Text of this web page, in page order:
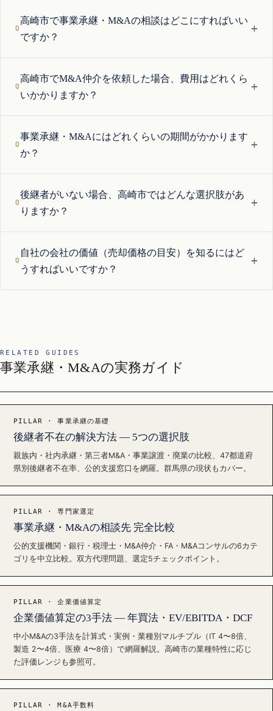
高崎市で事業承継・M&Aの相談はどこにすればいい
ですか？
+
高崎市でM&A仲介を依頼した場合、費用はどれくら
いかかりますか？
+
事業承継・M&Aにはどれくらいの期間がかかります
か？
+
後継者がいない場合、高崎市ではどんな選択肢があ
りますか？
+
自社の会社の価値（売却価格の目安）を知るにはど
うすればいいですか？
+
RELATED GUIDES
事業承継・M&Aの実務ガイド
PILLAR · 事業承継の基礎
後継者不在の解決方法 — 5つの選択肢
親族内・社内承継・第三者M&A・事業譲渡・廃業の比較、47都道府
県別後継者不在率、公的支援窓口を網羅。群馬県の現状もカバー。
PILLAR · 専門家選定
事業承継・M&Aの相談先 完全比較
公的支援機関・銀行・税理士・M&A仲介・FA・M&Aコンサルの6カテ
ゴリを中立比較。双方代理問題、選定5チェックポイント。
PILLAR · 企業価値算定
企業価値算定の3手法 — 年買法・EV/EBITDA・DCF
中小M&Aの3手法を計算式・実例・業種別マルチプル（IT 4〜8倍、
製造 2〜4倍、医療 4〜8倍）で網羅解説。高崎市の業種特性に応じ
た評価レンジも参照可。
PILLAR · M&A手数料